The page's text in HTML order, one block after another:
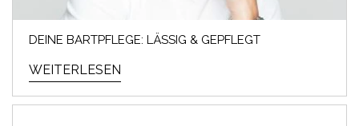
DEINE BARTPFLEGE: LÄSSIG & GEPFLEGT
WEITERLESEN